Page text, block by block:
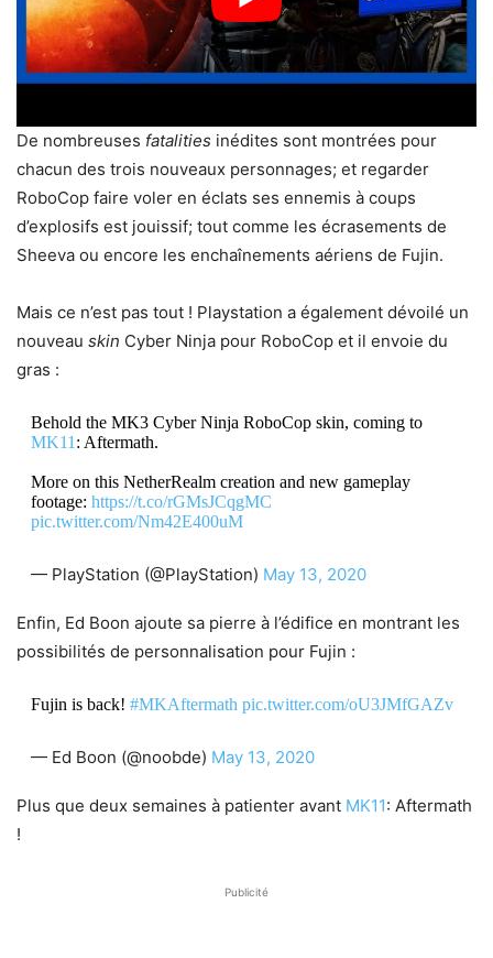
De nombreuses fatalities inédites sont montrées pour
chacun des trois nouveaux personnages; et regarder
RoboCop faire voler en éclats ses ennemis à coups
d’explosifs est jouissif; tout comme les écrasements de
Sheeva ou encore les enchaînements aériens de Fujin.
Mais ce n’est pas tout ! Playstation a également dévoilé un
nouveau skin Cyber Ninja pour RoboCop et il envoie du
gras :
Behold the MK3 Cyber Ninja RoboCop skin, coming to
MK11 : Aftermath.
More on this NetherRealm creation and new gameplay
footage: https://t.co/rGMsJCqgMC
pic.twitter.com/Nm42E400uM
— PlayStation (@PlayStation) May 13, 2020
Enfin, Ed Boon ajoute sa pierre à l’édifice en montrant les
possibilités de personnalisation pour Fujin :
Fujin is back! #MKAftermath pic.twitter.com/oU3JMfGAZv
— Ed Boon (@noobde) May 13, 2020
Plus que deux semaines à patienter avant MK11: Aftermath
!
Publicité